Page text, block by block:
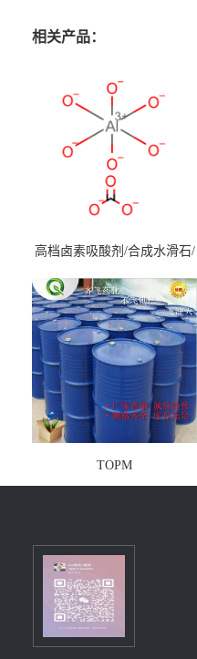
相关产品：
高档卤素吸酸剂/合成水滑石/
TOPM